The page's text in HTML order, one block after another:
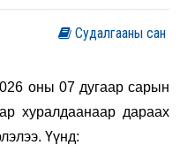
оны 07 дугаар сарын
хуралдаанаар дараах
Үүнд:
Судалгааны сан